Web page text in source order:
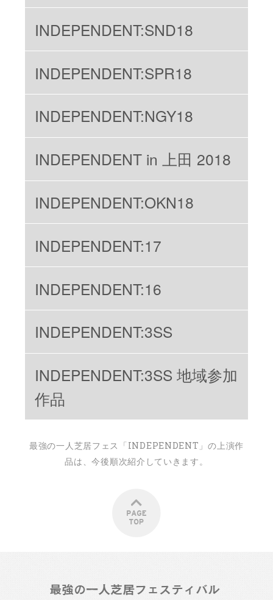
INDEPENDENT:SND18
INDEPENDENT:SPR18
INDEPENDENT:NGY18
INDEPENDENT in 上田 2018
INDEPENDENT:OKN18
INDEPENDENT:17
INDEPENDENT:16
INDEPENDENT:3SS
INDEPENDENT:3SS 地域参加
作品
最強の一人芝居フェス「INDEPENDENT」の上演作
品は、今後順次紹介していきます。